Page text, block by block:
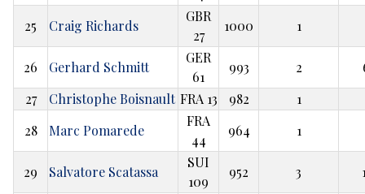
25 Craig Richards
GBR
27
1000 1
26 Gerhard Schmitt
GER
61
993 2
27
Christophe Boisnault FRA 13 982
1
28
Marc Pomarede
FRA
44
964 1
29 Salvatore Scatassa
SUI
109
952 3